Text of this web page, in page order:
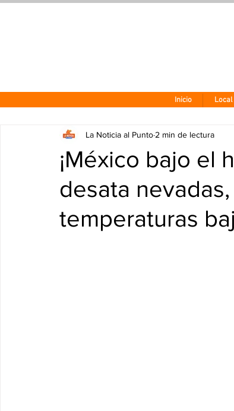
Inicio Local
¡México bajo el
desata
temperaturas
La Noticia al Punto 2 min de lectura